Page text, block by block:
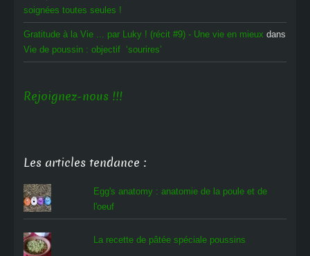
soignées toutes seules !
Gratitude à la Vie ... par Luky ! (récit #9) - Une vie en mieux dans
Vie de poussin : objectif ‘sourires’
Rejoignez-nous !!!
Les articles tendance :
Egg's anatomy : anatomie de la poule et de
l'oeuf
La recette de pâtée spéciale poussins